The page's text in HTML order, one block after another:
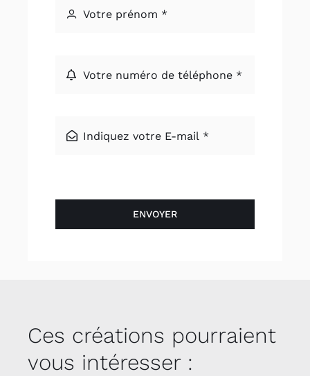
ENVOYER
Ces créations pourraient
vous intéresser :